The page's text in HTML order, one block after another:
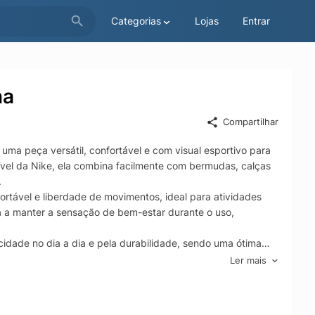
Categorias Lojas Entrar
Compartilhar
peça versátil, confortável e com visual esportivo para
da Nike, ela combina facilmente com bermudas, calças
e liberdade de movimentos, ideal para atividades
manter a sensação de bem-estar durante o uso,
no dia a dia e pela durabilidade, sendo uma ótima
cotidiano. Um item essencial no guarda-roupa de quem
Ler mais